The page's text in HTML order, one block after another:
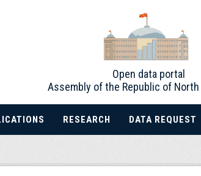
Open data portal
Assembly of the Republic of North
RESEARCH DATA REQUEST